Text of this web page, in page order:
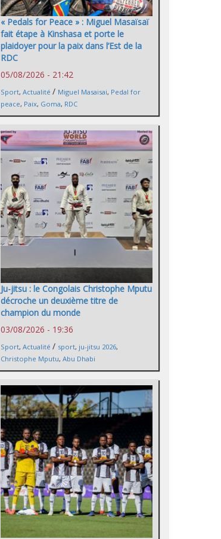
« Pedals for Peace » : Miguel Masaïsaï
fait étape à Kinshasa et porte le
plaidoyer pour la paix dans l’Est de la
RDC
05/08/2026 - 21:42
Sport, Actualité / Miguel Masaisai, Pedal for
peace, Paix, Goma, RDC
Ju-jitsu : le Congolais Christophe Mputu
décroche un deuxième titre de
champion du monde
03/08/2026 - 19:36
Sport, Actualité / sport, ju-jitsu 2026,
Christophe Mputu, Abu Dhabi